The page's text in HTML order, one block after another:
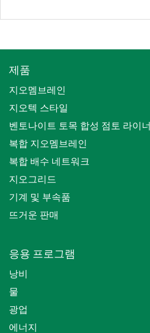
제품
지오멤브레인
지오텍 스타일
벤토나이트 토목 합성 점토 라이너
복합 지오멤브레인
복합 배수 네트워크
지오그리드
기계 및 부속품
뜨거운 판매
응용 프로그램
낭비
물
광업
에너지